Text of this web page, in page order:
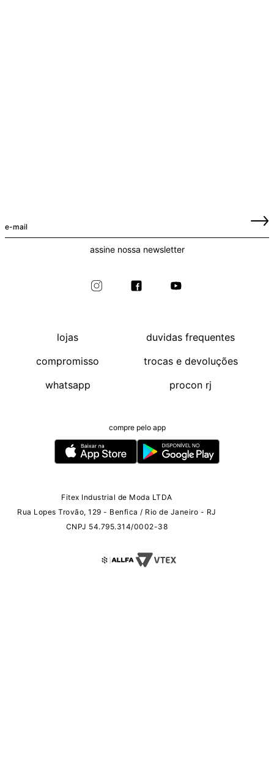
assine nossa newsletter
lojas
compromisso
whatsapp
duvidas frequentes
trocas e devoluções
procon rj
compre pelo app
Fitex Industrial de Moda LTDA
Rua Lopes Trovão, 129 - Benfica / Rio de Janeiro - RJ
CNPJ 54.795.314/0002-38